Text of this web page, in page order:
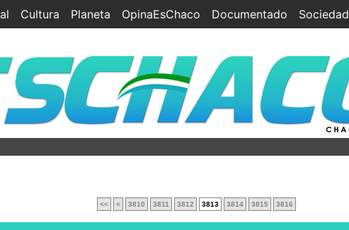
Cultura Planeta OpinaEsChaco Documentado Sociedad
<< < 3810 3811 3812 3813 3814 3815 3816